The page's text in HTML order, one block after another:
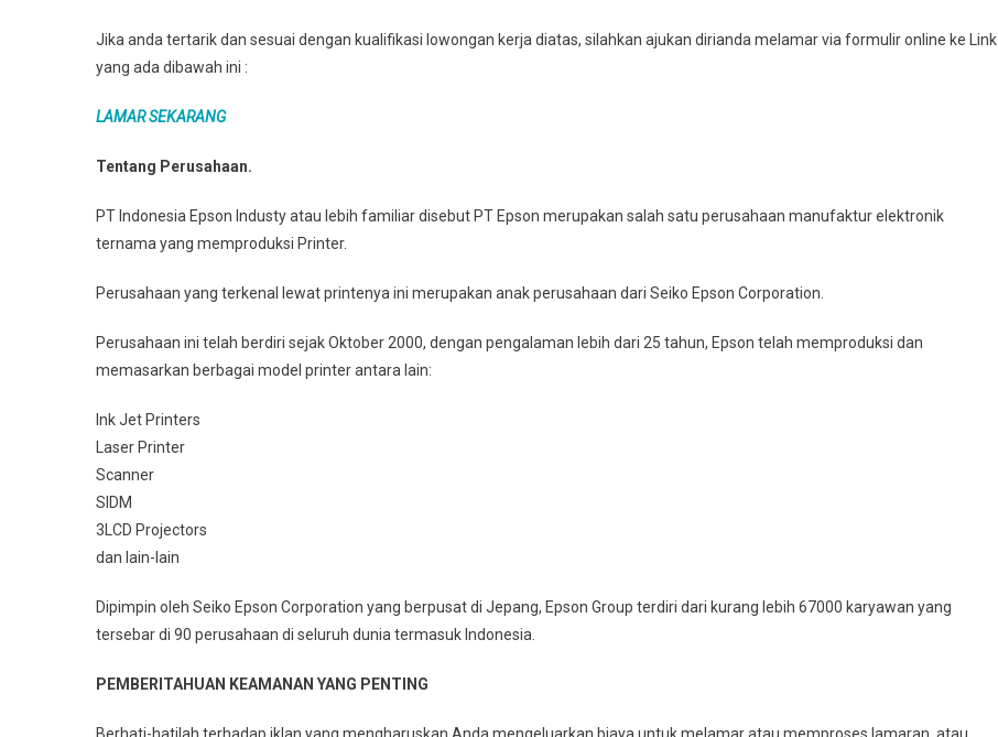
Jika anda tertarik dan sesuai dengan kualifikasi lowongan kerja diatas, silahkan ajukan dirianda melamar via formulir online ke Link
yang ada dibawah ini :
LAMAR SEKARANG
Tentang Perusahaan.
PT Indonesia Epson Industy atau lebih familiar disebut PT Epson merupakan salah satu perusahaan manufaktur elektronik
ternama yang memproduksi Printer.
Perusahaan yang terkenal lewat printenya ini merupakan anak perusahaan dari Seiko Epson Corporation.
Perusahaan ini telah berdiri sejak Oktober 2000, dengan pengalaman lebih dari 25 tahun, Epson telah memproduksi dan
memasarkan berbagai model printer antara lain:
Ink Jet Printers
Laser Printer
Scanner
SIDM
3LCD Projectors
dan lain-lain
Dipimpin oleh Seiko Epson Corporation yang berpusat di Jepang, Epson Group terdiri dari kurang lebih 67000 karyawan yang
tersebar di 90 perusahaan di seluruh dunia termasuk Indonesia.
PEMBERITAHUAN KEAMANAN YANG PENTING